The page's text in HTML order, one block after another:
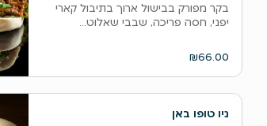
בקר מפורק בבישול ארוך בתיבול קארי
יפני, חסה פריכה, שבבי שאלוט...
₪66.00
ניו טופו באן